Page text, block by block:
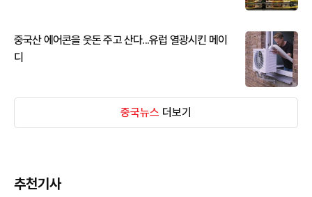
중국산 에어콘을 웃돈 주고 산다...유럽 열광시킨 메이
디
중국뉴스 더보기
추천기사